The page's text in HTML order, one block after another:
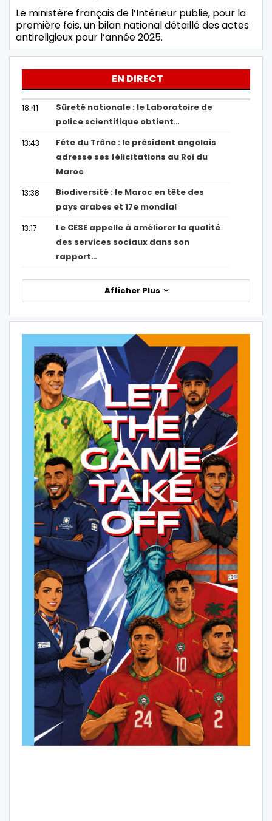
Le ministère français de l’Intérieur publie, pour la
première fois, un bilan national détaillé des actes
antireligieux pour l’année 2025.
EN DIRECT
18:41
Sûreté nationale : le Laboratoire de
police scientifique obtient…
13:43
Fête du Trône : le président angolais
adresse ses félicitations au Roi du
Maroc
13:38
Biodiversité : le Maroc en tête des
pays arabes et 17e mondial
13:17
Le CESE appelle à améliorer la qualité
des services sociaux dans son
rapport…
Afficher Plus